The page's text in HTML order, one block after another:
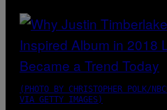
(PHOTO BY CHRISTOPHER POLK/
VIA GETTY IMAGES)